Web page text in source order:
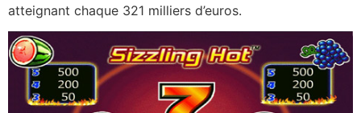
atteignant chaque 321 milliers d’euros.